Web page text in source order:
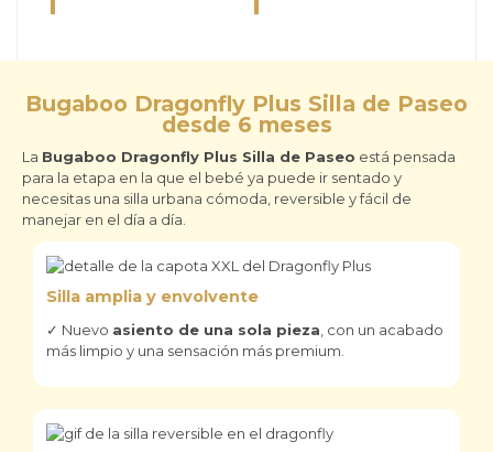
Bugaboo Dragonfly Plus Silla de Paseo
desde 6 meses
La Bugaboo Dragonfly Plus Silla de Paseo está pensada
para la etapa en la que el bebé ya puede ir sentado y
necesitas una silla urbana cómoda, reversible y fácil de
manejar en el día a día.
Silla amplia y envolvente
✓ Nuevo asiento de una sola pieza, con un acabado
más limpio y una sensación más premium.